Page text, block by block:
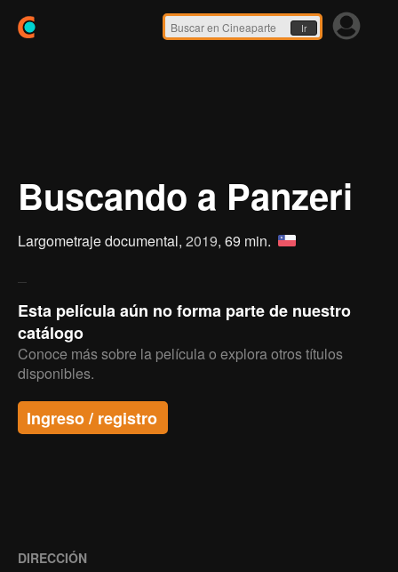
Ir
Buscando a Panzeri
Largometraje documental, 2019, 69 min.
Esta película aún no forma parte de nuestro
catálogo
Conoce más sobre la película o explora otros títulos
disponibles.
Ingreso / registro
DIRECCIÓN